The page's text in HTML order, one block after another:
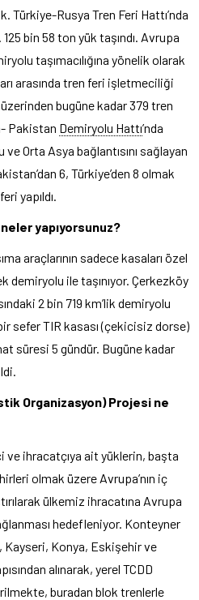
Türkiye-Rusya Tren Feri Hattı’nda
125 bin 58 ton yük taşındı. Avrupa
taşımacılığına yönelik olarak
arasında tren feri işletmeciliği
bugüne kadar 379 tren
Pakistan Demiryolu Hattı’nda
Orta Asya bağlantısını sağlayan
6, Türkiye’den 8 olmak
yapıldı.
neler yapıyorsunuz?
araçlarının sadece kasaları özel
demiryolu ile taşınıyor. Çerkezköy
2 bin 719 km’lik demiryolu
sefer TIR kasası (çekicisiz dorse)
süresi 5 gündür. Bugüne kadar
Organizasyon) Projesi ne
ve ihracatçıya ait yüklerin, başta
olmak üzere Avrupa’nın iç
ülkemiz ihracatına Avrupa
hedefleniyor. Konteyner
Kayseri, Konya, Eskişehir ve
alınarak, yerel TCDD
buradan blok trenlerle